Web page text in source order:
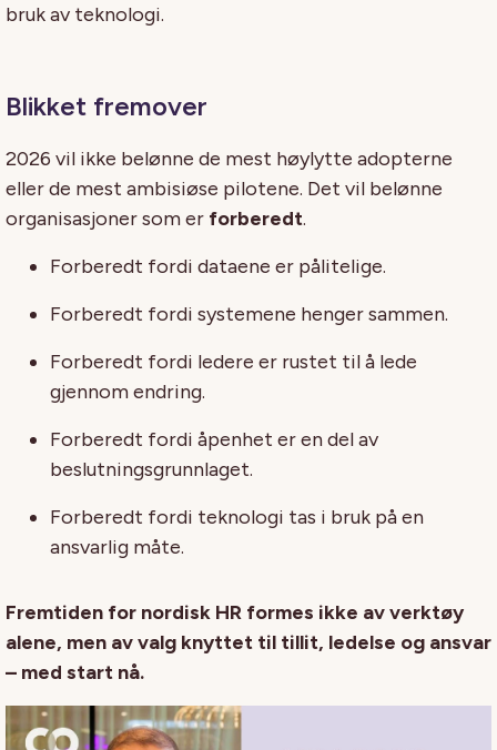
bruk av teknologi.
Blikket fremover
2026 vil ikke belønne de mest høylytte adopterne
eller de mest ambisiøse pilotene. Det vil belønne
organisasjoner som er forberedt.
Forberedt fordi dataene er pålitelige.
Forberedt fordi systemene henger sammen.
Forberedt fordi ledere er rustet til å lede
gjennom endring.
Forberedt fordi åpenhet er en del av
beslutningsgrunnlaget.
Forberedt fordi teknologi tas i bruk på en
ansvarlig måte.
Fremtiden for nordisk HR formes ikke av verktøy
alene, men av valg knyttet til tillit, ledelse og ansvar
– med start nå.